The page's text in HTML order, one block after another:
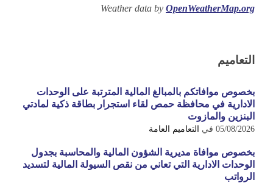
Weather data by OpenWeatherMap.org
التعاميم
بخصوص موافاتكم بالمبالغ المالية المترتبة على الوحدات
الادارية في محافظة حمص لقاء استجرار بطاقة ذكية لمادتي
البنزين والمازوت
05/08/2026 في التعاميم العامة
بخصوص موافاة مديرية الشؤون المالية والمحاسبة بجدول
الوحدات الادارية التي تعاني من نقص السيولة المالية لتسديد
الرواتب